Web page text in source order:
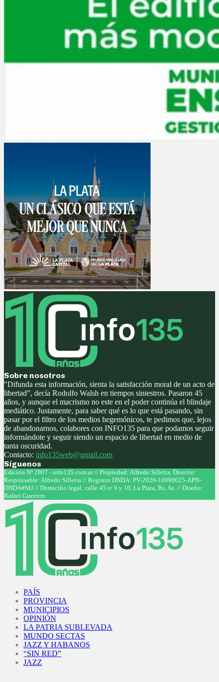
Sobre nosotros
"Difunda esta información, sienta la satisfacción moral de un acto de
libertad”, decía Rodolfo Walsh en tiempos siniestros. Pasaron 45
años, y aunque el macrismo no este en el poder continúa el blindaje
mediático. Justamente, para saber qué es lo que está pasando, sin
pasar por el filtro de los medios hegemónicos, te pedimos que, lejos
de abandonarnos, colabores con INFO135 para que podamos seguir
informándote y seguir siendo un espacio de libertad en medio de
tanta oscuridad.
Contacto: info135web@gmail.com
Síguenos
Facebook
Twitter
Instagram
Youtube
Edición Nº 2807 - info135.com.ar // Propiedad: Alfredo Silletta. Director
Responsable: Alfredo Silletta // Registro DNDA: PV-2026-10090025-APN-
DNDA#MJ // Domicilio legal: calle 45 e/ 9 y 10, La Plata, Bs. As. // Diseño:
Rafael Guerrero
PAÍS
PROVINCIA
MUNICIPIOS
OPINIÓN
LA PATRIA SUBLEVADA
MUNDO SECTAS
JAZZ Y HABANOS
“SIN RED”
JAZZ